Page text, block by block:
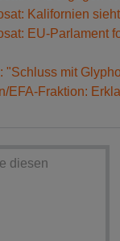
Kalifornien
EU-Parlament
"Schluss mit
EFA-Fraktion: